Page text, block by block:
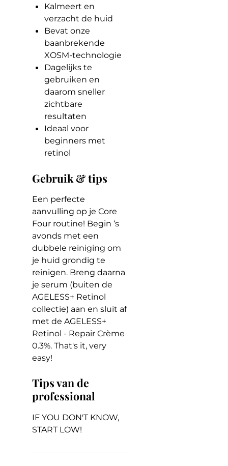
Kalmeert en
verzacht de huid
Bevat onze
baanbrekende
XOSM-technologie
Dagelijks te
gebruiken en
daarom sneller
zichtbare
resultaten
Ideaal voor
beginners met
retinol
Gebruik & tips
Een perfecte
aanvulling op je Core
Four routine! Begin ‘s
avonds met een
dubbele reiniging om
je huid grondig te
reinigen. Breng daarna
je serum (buiten de
AGELESS+ Retinol
collectie) aan en sluit af
met de AGELESS+
Retinol - Repair Crème
0.3%. That's it, very
easy!
Tips van de
professional
IF YOU DON'T KNOW,
START LOW!